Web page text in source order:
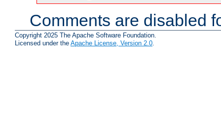
Comments are disabled
Copyright 2025 The Apache Software Foundation.
Licensed under the Apache License, Version 2.0.